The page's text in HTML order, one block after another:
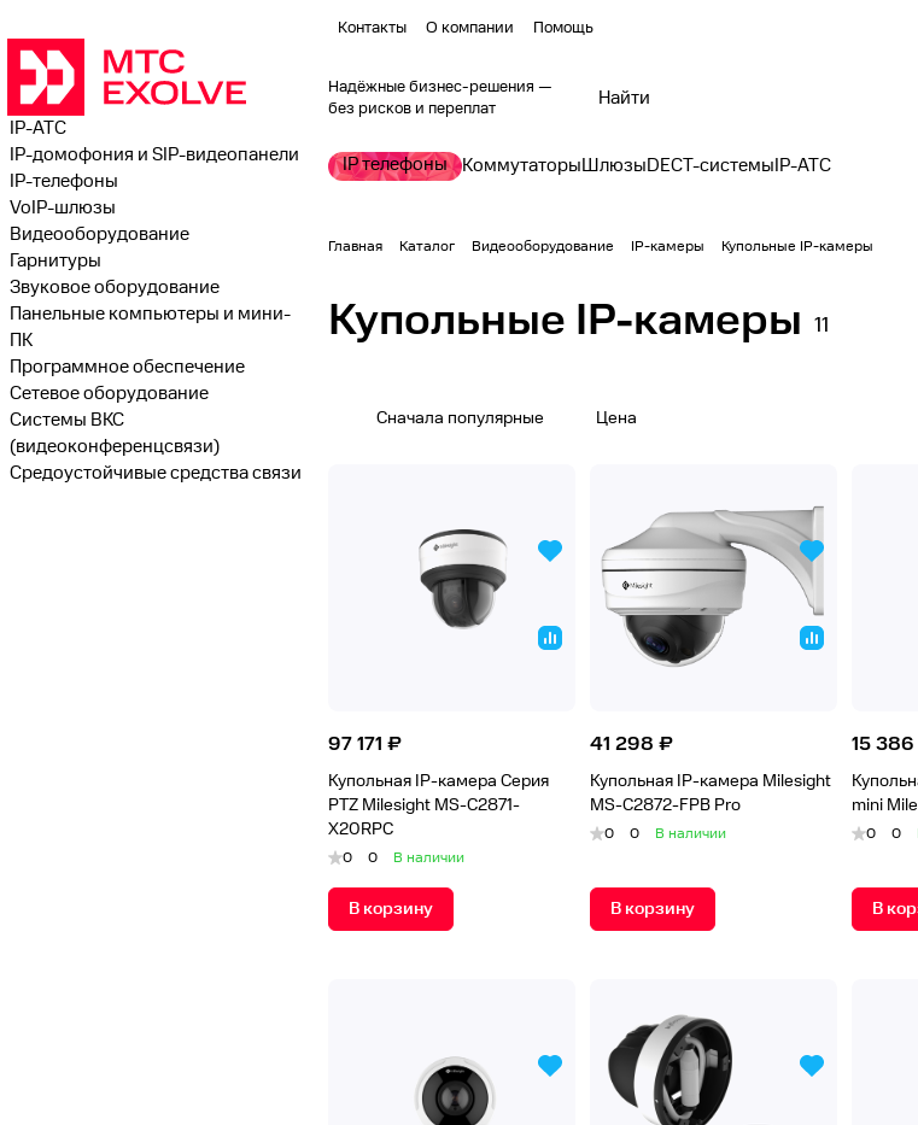
Контакты О компании Помощь
Надёжные бизнес-решения —
без рисĸов и переплат
IP телефоны КоммутаторыШлюзыDECT-системы IP-АТС
Главная Каталог Видеооборудование IP-камеры Купольные IP-камеры
Купольные IP-камеры 11
Сначала популярные Цена
97 171 ₽
Купольная IP-камера Серия
PTZ Milesight MS-C2871-
X20RPC
0 0 В наличии
В корзину
41 298 ₽
Купольная IP-камера Milesight
MS-C2872-FPB Pro
0 0 В наличии
В корзину
15
mini
0 0
В
IP-АТС
IP-домофония и SIP-видеопанели
IP-телефоны
VoIP-шлюзы
Видеооборудование
Гарнитуры
Звуковое оборудование
Панельные компьютеры и мини-
ПК
Программное обеспечение
Сетевое оборудование
Системы ВКС
(видеоконференцсвязи)
Средоустойчивые средства связи